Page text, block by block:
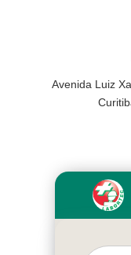
Avenida Luiz